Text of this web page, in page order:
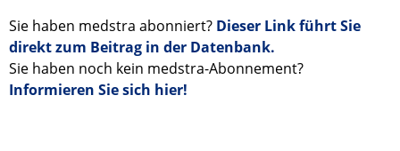
Sie haben medstra abonniert? Dieser Link führt Sie
direkt zum Beitrag in der Datenbank.
Sie haben noch kein medstra-Abonnement?
Informieren Sie sich hier!